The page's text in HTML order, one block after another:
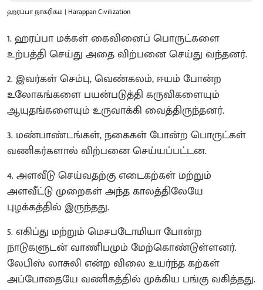
ஹரப்பா நாகரிகம் | Harappan Civilization
1. ஹரப்பா மக்கள் கைவினைப் பொருட்களை
உற்பத்தி செய்து அதை விற்பனை செய்து வந்தனர்.
2. இவர்கள் செம்பு, வெண்கலம், ஈயம் போன்ற
உலோகங்களை பயன்படுத்தி கருவிகளையும்
ஆயுதங்களையும் உருவாக்கி வைத்திருந்தனர்.
3. மண்பாண்டங்கள், நகைகள் போன்ற பொருட்கள்
வணிகர்களால் விற்பனை செய்யப்பட்டன.
4. அளவீடு செய்வதற்கு எடைகற்கள் மற்றும்
அளவீட்டு முறைகள் அந்த காலத்திலேயே
புழக்கத்தில் இருந்தது.
5. ​எகிப்து மற்றும் மெசபடோமியா போன்ற
நாடுகளுடன் வாணிபமும் மேற்கொண்டுள்ளனர்.
லேபிஸ் லாசுலி என்ற விலை உயர்ந்த கற்கள்
அப்போதையே வணிகத்தில் முக்கிய பங்கு வகித்தது.